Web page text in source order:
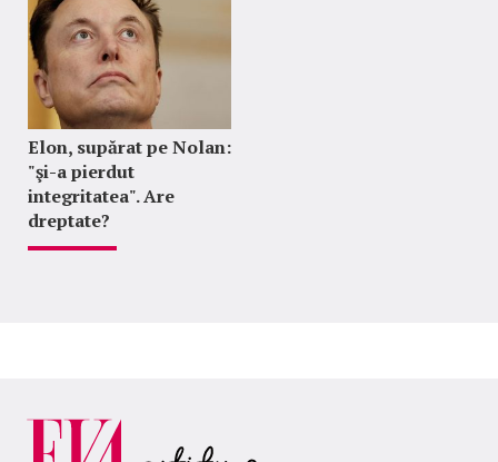
Elon, supărat pe Nolan:
"şi-a pierdut
integritatea". Are
dreptate?